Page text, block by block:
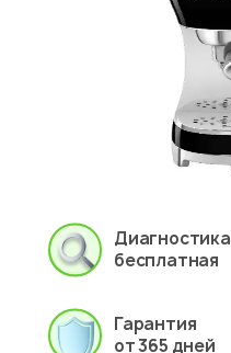
Диагностика
бесплатная
Гарантия
от 365 дней